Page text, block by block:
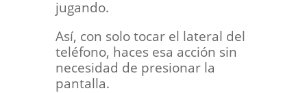
jugando.
Así, con solo tocar el lateral del
teléfono, haces esa acción sin
necesidad de presionar la
pantalla.